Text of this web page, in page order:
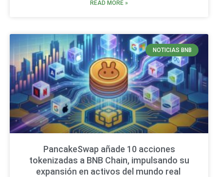
READ MORE »
NOTICIAS BNB
PancakeSwap añade 10 acciones
tokenizadas a BNB Chain, impulsando su
expansión en activos del mundo real